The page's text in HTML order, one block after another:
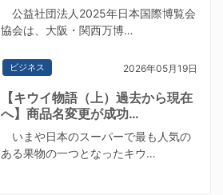
公益社団法人2025年日本国際博覧会
協会は、大阪・関西万博…
ビジネス 2026年05月19日
【キウイ物語（上）過去から現在
へ】商品名変更が成功…
いまや日本のスーパーで最も人気の
ある果物の一つとなったキウ…